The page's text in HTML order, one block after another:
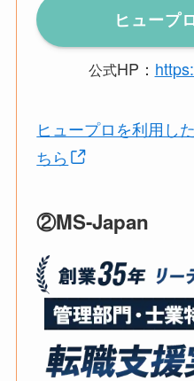
ヒュープ
公式HP：
ヒュープロを利用し
ちら
②MS-Japan